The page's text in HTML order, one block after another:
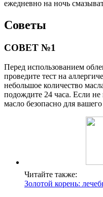
ежедневно на ночь
Советы
СОВЕТ №1
Перед использованием
проведите тест на
небольшое количество
подождите 24 часа. Если не
масло безопасно для
Читайте также:
Золотой корень: